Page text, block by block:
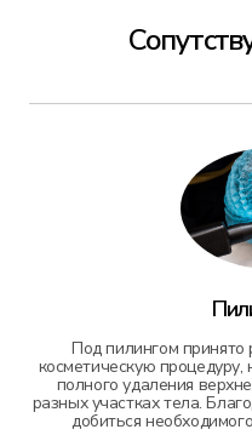
Под пилингом принято
косметическую
полного удаления
разных участках тела.
добиться